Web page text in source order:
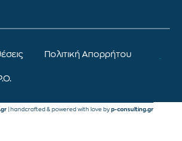
Πολιτική Απορρήτου
| handcrafted & powered with love by p-consulting.gr